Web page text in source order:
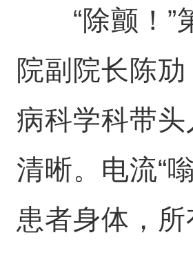
“除颤！”
院副院长陈
病科学科带
清晰。电流“
患者身体，所